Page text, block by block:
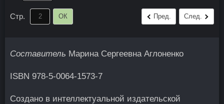
Стр. ОК Пред. След.
Составитель Марина Сергеевна Аглоненко
ISBN 978-5-0064-1573-7
Создано в интеллектуальной издательской